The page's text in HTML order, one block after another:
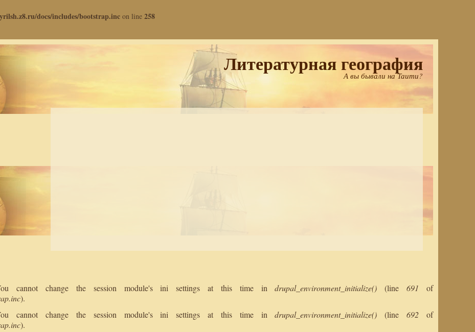
docs/includes/bootstrap.inc on line 258
Литературная география
А вы бывали на Таити?
cannot change the session module's ini settings at this time indrupal_environment_initialize() (line691 of
).
cannot change the session module's ini settings at this time indrupal_environment_initialize() (line692 of
).